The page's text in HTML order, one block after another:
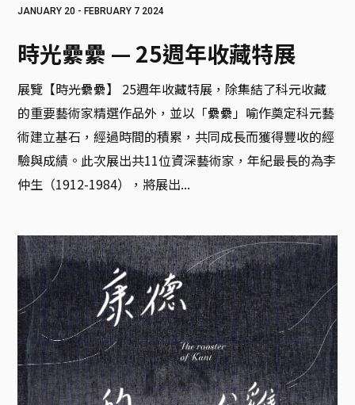
JANUARY 20 - FEBRUARY 7 2024
時光纍纍 — 25週年收藏特展
展覽【時光纍纍】 25週年收藏特展，除集結了科元收藏
的重要藝術家精選作品外，並以「纍纍」喻作奠定科元藝
術建立基石，經過時間的積累，共同成長而獲得豐收的經
驗與成績。此次展出共11位資深藝術家，年紀最長的為李
仲生（1912-1984），將展出...